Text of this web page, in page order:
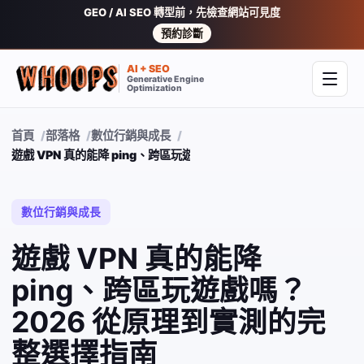
GEO / AI SEO 轉型前，先檢查網站可見度
預約診斷
AI + SEO
Generative Engine
Optimization
開啟
首頁 部落格
數位行銷與成長
遊戲 VPN 真的能降 ping、跨區玩遊戲嗎？2026 從原理到實測的完
數位行銷與成長
遊戲 VPN 真的能降
ping、跨區玩遊戲嗎？
2026 從原理到實測的完
整選擇指南